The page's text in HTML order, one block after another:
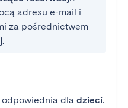
adresu e-mail i
za pośrednictwem
.
dla dzieci.